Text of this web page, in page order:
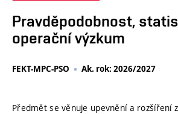
Pravděpodobnost,
operační výzkum
FEKT-MPC-PSO Ak. rok: 2026/2027
Předmět se věnuje upevnění a rozšíření